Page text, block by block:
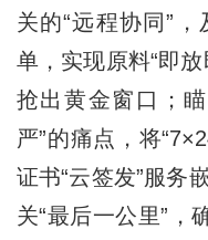
关的“远程协同”
单，实现原料“即
抢出黄金窗口；
严”的痛点，将
证书“云签发”服务
关“最后一公里”，